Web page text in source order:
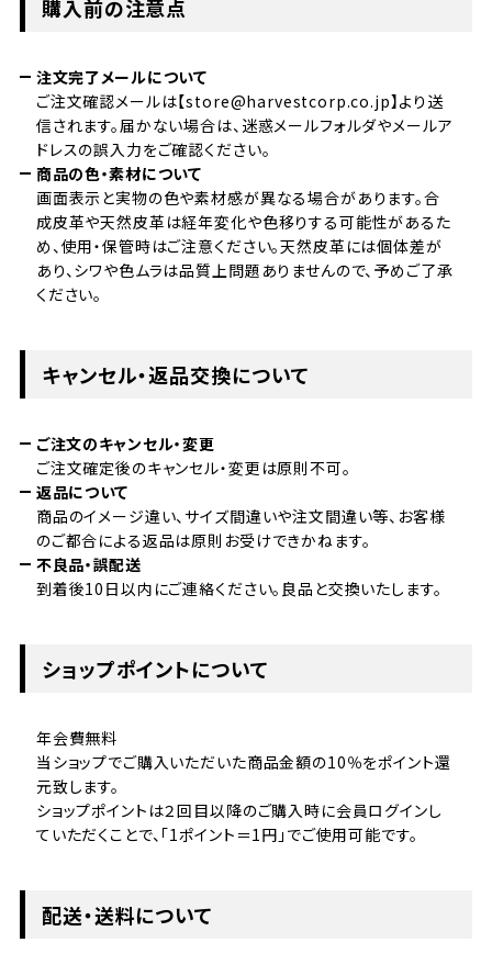
購入前の注意点
注文完了メールについて
ご注文確認メールは【store@harvestcorp.co.jp】より送
信されます。届かない場合は、迷惑メールフォルダやメールア
ドレスの誤入力をご確認ください。
商品の色・素材について
画面表示と実物の色や素材感が異なる場合があります。合
成皮革や天然皮革は経年変化や色移りする可能性があるた
め、使用・保管時はご注意ください。天然皮革には個体差が
あり、シワや色ムラは品質上問題ありませんので、予めご了承
ください。
キャンセル・返品交換について
ご注文のキャンセル・変更
ご注文確定後のキャンセル・変更は原則不可。
返品について
商品のイメージ違い、サイズ間違いや注文間違い等、お客様
のご都合による返品は原則お受けできかねます。
不良品・誤配送
到着後10日以内にご連絡ください。良品と交換いたします。
ショップポイントについて
年会費無料
当ショップでご購入いただいた商品金額の10％をポイント還
元致します。
ショップポイントは２回目以降のご購入時に会員ログインし
ていただくことで、「1ポイント＝1円」でご使用可能です。
配送・送料について